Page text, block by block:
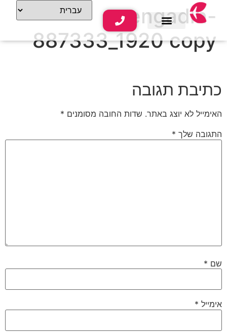
engadin-
887333_1920 copy
כתיבת תגובה
האימייל לא יוצג באתר. שדות החובה מסומנים *
התגובה שלך *
שם *
אימייל *